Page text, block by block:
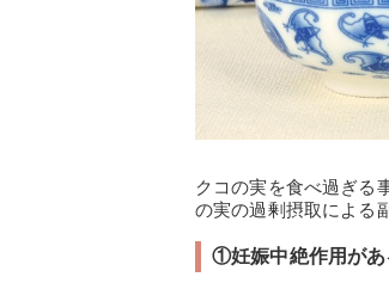
クコの実を食べ過ぎる
の実の過剰摂取による
①妊娠中絶作用があ